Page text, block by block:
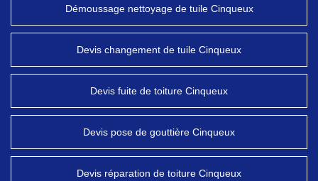
Démoussage nettoyage de tuile Cinqueux
Devis changement de tuile Cinqueux
Devis fuite de toiture Cinqueux
Devis pose de gouttière Cinqueux
Devis réparation de toiture Cinqueux